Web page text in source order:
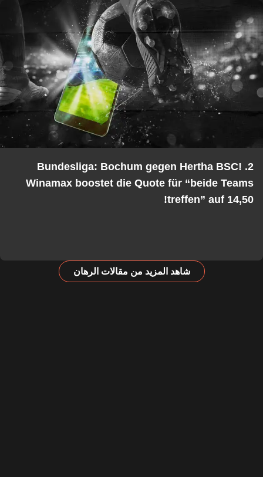
2. Bundesliga: Bochum gegen Hertha BSC!
Winamax boostet die Quote für “beide Teams
treffen” auf 14,50!
شاهد المزيد من مقالات الرهان